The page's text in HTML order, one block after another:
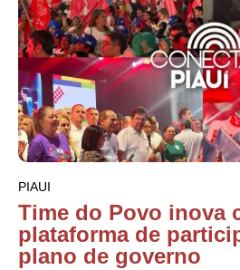
PIAUI
Time do Povo inova
plataforma de
plano de governo